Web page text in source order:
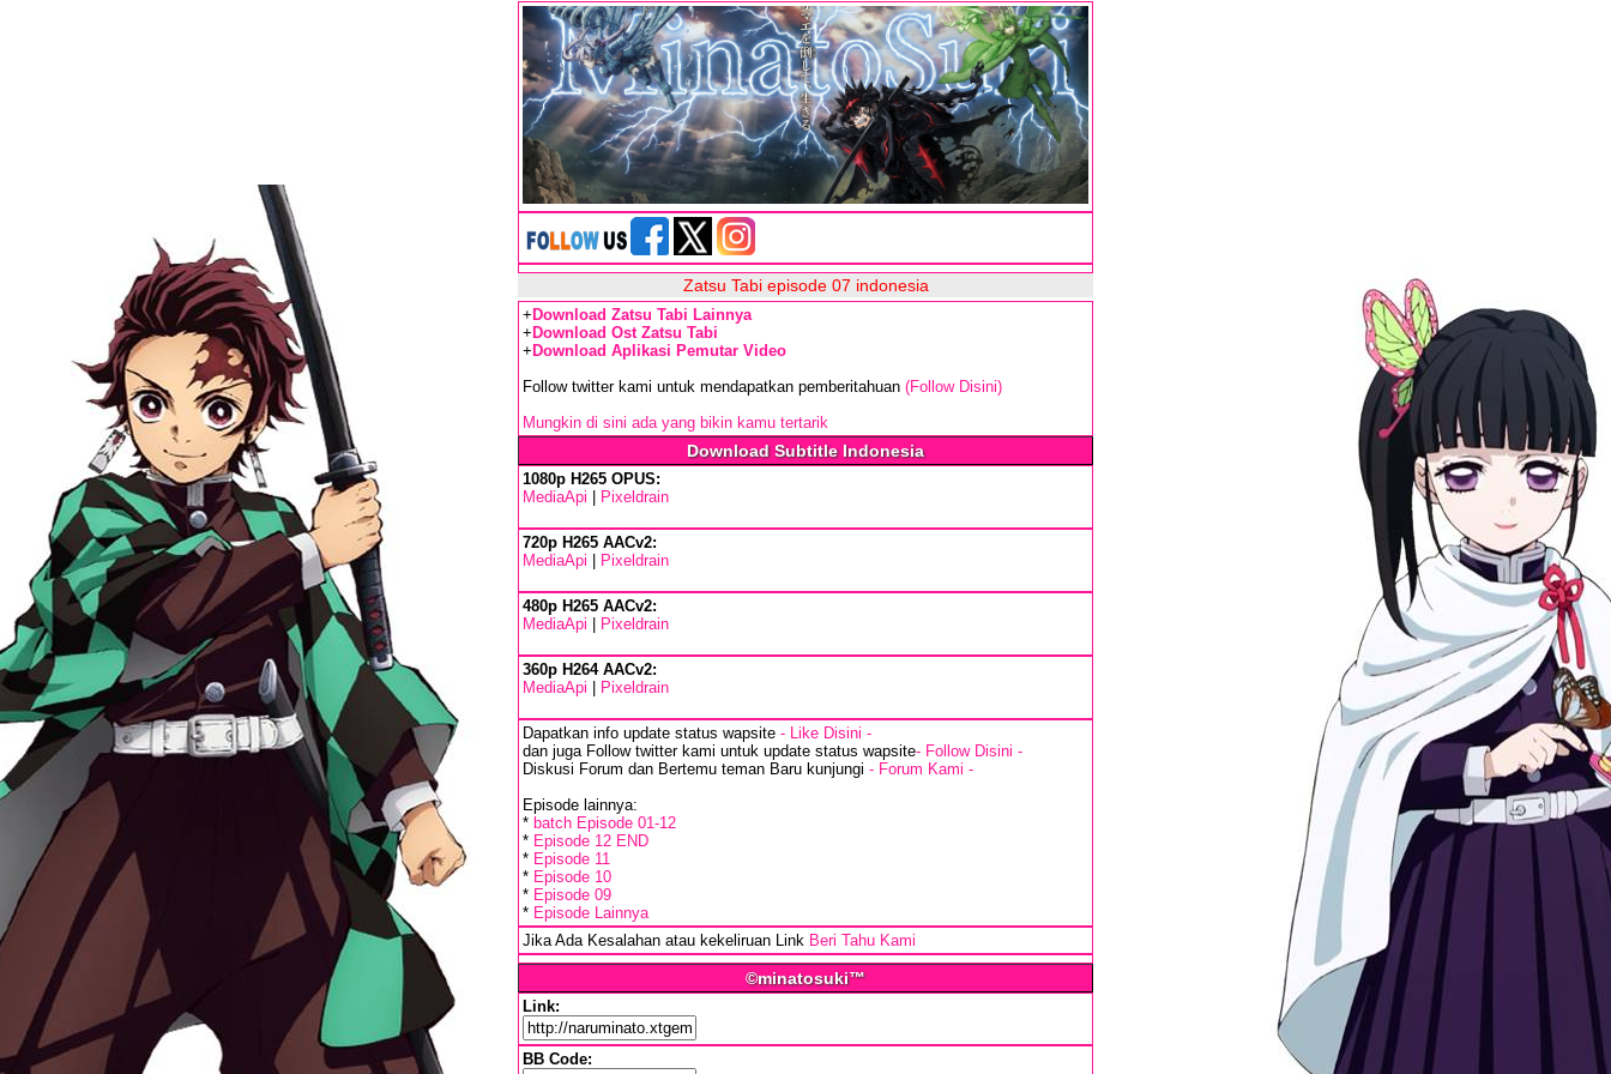
Zatsu Tabi episode 07 indonesia
+ Download Zatsu Tabi Lainnya
+ Download Ost Zatsu Tabi
+ Download Aplikasi Pemutar Video
Follow twitter kami untuk mendapatkan pemberitahuan (Follow Disini)
Mungkin di sini ada yang bikin kamu tertarik
Download Subtitle Indonesia
1080p H265 OPUS:
MediaApi
Pixeldrain
720p H265 AACv2:
MediaApi
Pixeldrain
480p H265 AACv2:
MediaApi
Pixeldrain
360p H264 AACv2:
MediaApi
Pixeldrain
Dapatkan info update status wapsite - Like Disini -
dan juga Follow twitter kami untuk update status wapsite- Follow Disini -
Diskusi Forum dan Bertemu teman Baru kunjungi - Forum Kami -
Episode lainnya:
* batch Episode 01-12
* Episode 12 END
* Episode 11
* Episode 10
* Episode 09
* Episode Lainnya
Jika Ada Kesalahan atau kekeliruan Link Beri Tahu Kami
©minatosuki™
Link:
BB Code: